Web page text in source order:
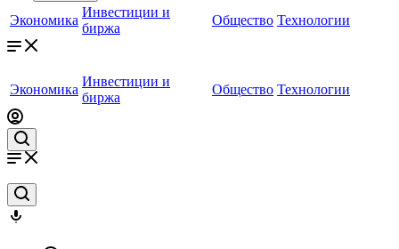
Экономика
Инвестиции и
биржа
Общество Технологии
Экономика
Инвестиции и
биржа
Общество Технологии